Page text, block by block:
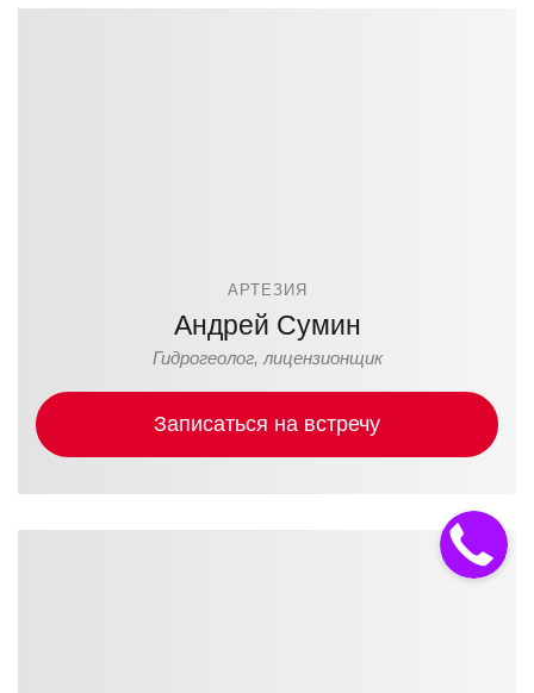
АРТЕЗИЯ
Андрей Сумин
Гидрогеолог, лицензионщик
Записаться на встречу